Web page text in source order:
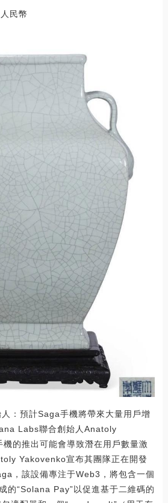
民幣
：預計Saga手機將帶來大量用戶增
Labs聯合創始人Anatoly
的推出可能會導致潛在用戶數量激
Yakovenko宣布其團隊正在開發
，該設備專注于Web3，將包含一個
的“Solana Pay”以促進基于二維碼的